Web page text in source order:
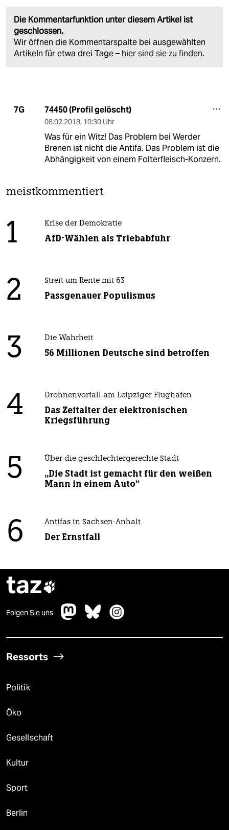
Die Kommentarfunktion unter diesem Artikel ist
geschlossen.
Wir öffnen die Kommentarspalte bei ausgewählten
Artikeln für etwa drei Tage – hier sind sie zu finden.
7G 74450 (Profil gelöscht)
08.02.2018, 10:30 Uhr
Was für ein Witz! Das Problem bei Werder
Brenen ist nicht die Antifa. Das Problem ist die
Abhängigkeit von einem Folterfleisch-Konzern.
meistkommentiert
1 Krise der Demokratie
AfD-Wählen als Triebabfuhr
2 Streit um Rente mit 63
Passgenauer Populismus
3 Die Wahrheit
56 Millionen Deutsche sind betroffen
4 Drohnenvorfall am Leipziger Flughafen
Das Zeitalter der elektronischen
Kriegsführung
5 Über die geschlechtergerechte Stadt
„Die Stadt ist gemacht für den weißen
Mann in einem Auto“
6 Antifas in Sachsen-Anhalt
Der Ernstfall
taz
Folgen Sie uns
Ressorts
Politik
Öko
Gesellschaft
Kultur
Sport
Berlin